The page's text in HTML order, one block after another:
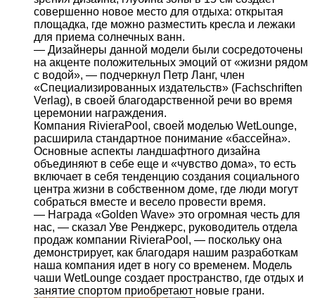
совершенно новое место для отдыха: открытая
площадка, где можно разместить кресла и лежаки
для приема солнечных ванн.
— Дизайнеры данной модели были сосредоточены
на акценте положительных эмоций от «жизни рядом
с водой», — подчеркнул Петр Ланг, член
«Специализированных издательств» (Fachschriften
Verlag), в своей благодарственной речи во время
церемонии награждения.
Компания RivieraPool, своей моделью WetLounge,
расширила стандартное понимание «бассейна».
Основные аспекты ландшафтного дизайна
объединяют в себе еще и «чувство дома», то есть
включает в себя тенденцию создания социального
центра жизни в собственном доме, где люди могут
собраться вместе и весело провести время.
— Награда «Golden Wave» это огромная честь для
нас, — сказал Уве Ренджерс, руководитель отдела
продаж компании RivieraPool, — поскольку она
демонстрирует, как благодаря нашим разработкам
наша компания идет в ногу со временем. Модель
чаши WetLounge создает пространство, где отдых и
занятие спортом приобретают новые грани.